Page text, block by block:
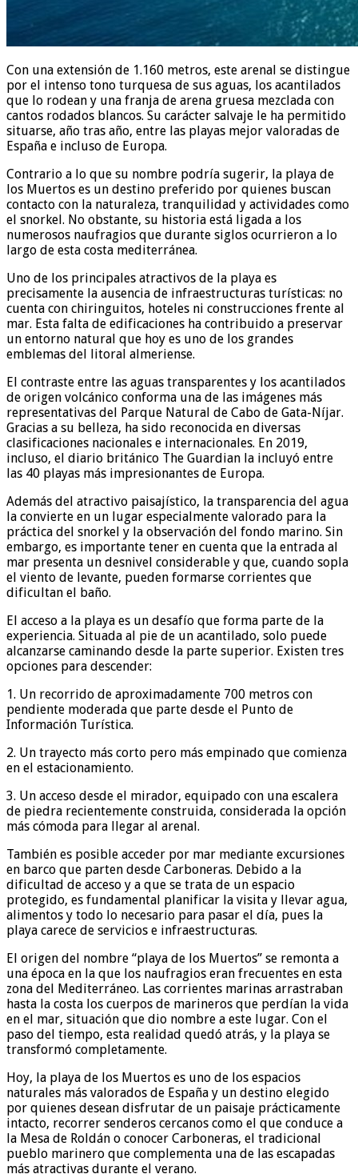
Con una extensión de 1.160 metros, este arenal se distingue
por el intenso tono turquesa de sus aguas, los acantilados
que lo rodean y una franja de arena gruesa mezclada con
cantos rodados blancos. Su carácter salvaje le ha permitido
situarse, año tras año, entre las playas mejor valoradas de
España e incluso de Europa.
Contrario a lo que su nombre podría sugerir, la playa de
los Muertos es un destino preferido por quienes buscan
contacto con la naturaleza, tranquilidad y actividades como
el snorkel. No obstante, su historia está ligada a los
numerosos naufragios que durante siglos ocurrieron a lo
largo de esta costa mediterránea.
Uno de los principales atractivos de la playa es
precisamente la ausencia de infraestructuras turísticas: no
cuenta con chiringuitos, hoteles ni construcciones frente al
mar. Esta falta de edificaciones ha contribuido a preservar
un entorno natural que hoy es uno de los grandes
emblemas del litoral almeriense.
El contraste entre las aguas transparentes y los acantilados
de origen volcánico conforma una de las imágenes más
representativas del Parque Natural de Cabo de Gata-Níjar.
Gracias a su belleza, ha sido reconocida en diversas
clasificaciones nacionales e internacionales. En 2019,
incluso, el diario británico The Guardian la incluyó entre
las 40 playas más impresionantes de Europa.
Además del atractivo paisajístico, la transparencia del agua
la convierte en un lugar especialmente valorado para la
práctica del snorkel y la observación del fondo marino. Sin
embargo, es importante tener en cuenta que la entrada al
mar presenta un desnivel considerable y que, cuando sopla
el viento de levante, pueden formarse corrientes que
dificultan el baño.
El acceso a la playa es un desafío que forma parte de la
experiencia. Situada al pie de un acantilado, solo puede
alcanzarse caminando desde la parte superior. Existen tres
opciones para descender:
1. Un recorrido de aproximadamente 700 metros con
pendiente moderada que parte desde el Punto de
Información Turística.
2. Un trayecto más corto pero más empinado que comienza
en el estacionamiento.
3. Un acceso desde el mirador, equipado con una escalera
de piedra recientemente construida, considerada la opción
más cómoda para llegar al arenal.
También es posible acceder por mar mediante excursiones
en barco que parten desde Carboneras. Debido a la
dificultad de acceso y a que se trata de un espacio
protegido, es fundamental planificar la visita y llevar agua,
alimentos y todo lo necesario para pasar el día, pues la
playa carece de servicios e infraestructuras.
El origen del nombre “playa de los Muertos” se remonta a
una época en la que los naufragios eran frecuentes en esta
zona del Mediterráneo. Las corrientes marinas arrastraban
hasta la costa los cuerpos de marineros que perdían la vida
en el mar, situación que dio nombre a este lugar. Con el
paso del tiempo, esta realidad quedó atrás, y la playa se
transformó completamente.
Hoy, la playa de los Muertos es uno de los espacios
naturales más valorados de España y un destino elegido
por quienes desean disfrutar de un paisaje prácticamente
intacto, recorrer senderos cercanos como el que conduce a
la Mesa de Roldán o conocer Carboneras, el tradicional
pueblo marinero que complementa una de las escapadas
más atractivas durante el verano.